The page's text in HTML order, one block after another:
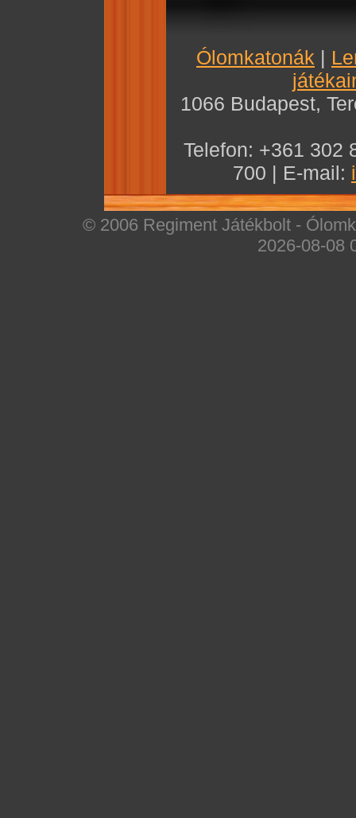
Ólomkatonák
1066 Budapest,
Telefon: +361 302
700 | E-mail:
© 2006 Regiment Játékbolt -
2026-08-08